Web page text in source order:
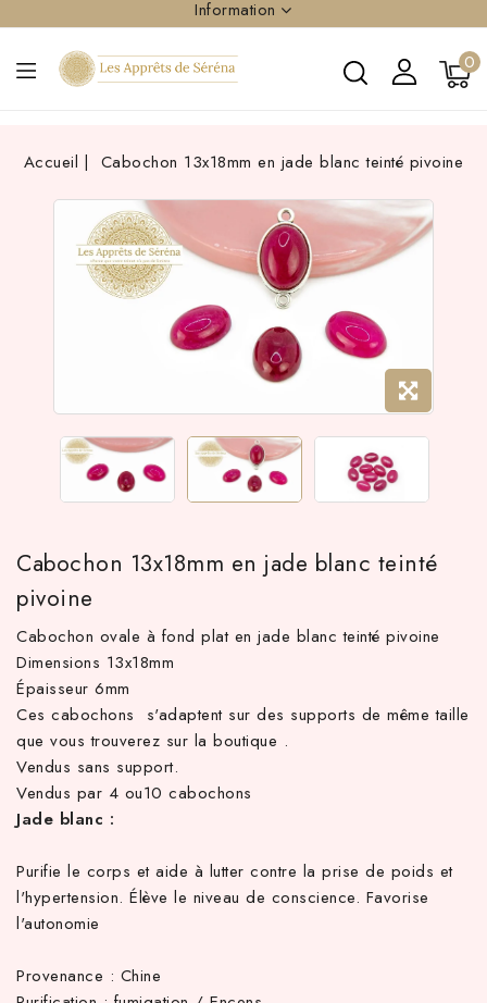
Information
0
d'achat hors frais de port en France métropolitaine ! À
Accueil Cabochon 13x18mm en jade blanc teinté pivoine
Cabochon 13x18mm en jade blanc teinté
pivoine
Cabochon ovale à fond plat en jade blanc teinté pivoine
Dimensions 13x18mm
Épaisseur 6mm
Ces cabochons s'adaptent sur des supports de même taille
que vous trouverez sur la boutique .
Vendus sans support.
Vendus par 4 ou10 cabochons
Jade blanc :
Purifie le corps et aide à lutter contre la prise de poids et
l'hypertension. Élève le niveau de conscience. Favorise
l'autonomie
Provenance : Chine